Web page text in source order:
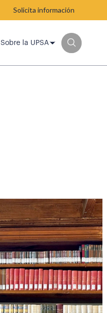
Solicita información
Sobre la UPSA